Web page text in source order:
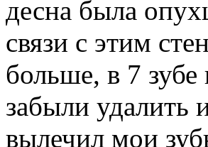
десна была
связи с этим
больше, в 7
забыли удалить
вылечил мои